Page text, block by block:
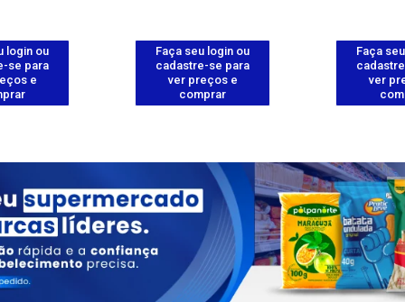
login ou
se para
e
Faça seu login ou
cadastre-se para
ver preços e
comprar
Faça
ver